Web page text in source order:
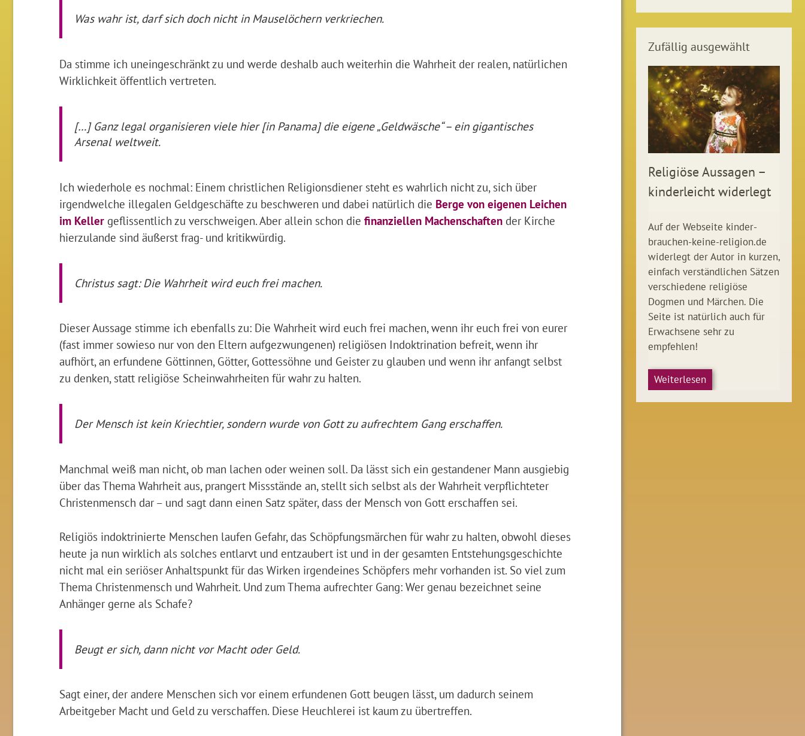
Was wahr ist, darf sich doch nicht in Mauselöchern verkriechen.
Da stimme ich uneingeschränkt zu und werde deshalb auch weiterhin die Wahrheit der realen, natürlichen
Wirklichkeit öffentlich vertreten.
[…] Ganz legal organisieren viele hier [in Panama] die eigene „Geldwäsche“ – ein gigantisches
Arsenal weltweit.
Ich wiederhole es nochmal: Einem christlichen Religionsdiener steht es wahrlich nicht zu, sich über
irgendwelche illegalen Geldgeschäfte zu beschweren und dabei natürlich die Berge von eigenen Leichen
im Kellergeflissentlich zu verschweigen. Aber allein schon die finanziellen Machenschaftender Kirche
hierzulande sind äußerst frag- und kritikwürdig.
Christus sagt: Die Wahrheit wird euch frei machen.
Dieser Aussage stimme ich ebenfalls zu: Die Wahrheit wird euch frei machen, wenn ihr euch frei von eurer
(fast immer sowieso nur von den Eltern aufgezwungenen) religiösen Indoktrination befreit, wenn ihr
aufhört, an erfundene Göttinnen, Götter, Gottessöhne und Geister zu glauben und wenn ihr anfangt selbst
zu denken, statt religiöse Scheinwahrheiten für wahr zu halten.
Der Mensch ist kein Kriechtier, sondern wurde von Gott zu aufrechtem Gang erschaffen.
Manchmal weiß man nicht, ob man lachen oder weinen soll. Da lässt sich ein gestandener Mann ausgiebig
über das Thema Wahrheit aus, prangert Missstände an, stellt sich selbst als der Wahrheit verpflichteter
Christenmensch dar – und sagt dann einen Satz später, dass der Mensch von Gott erschaffen sei.
Religiös indoktrinierte Menschen laufen Gefahr, das Schöpfungsmärchen für wahr zu halten, obwohl dieses
heute ja nun wirklich als solches entlarvt und entzaubert ist und in der gesamten Entstehungsgeschichte
nicht mal ein seriöser Anhaltspunkt für das Wirken irgendeines Schöpfers mehr vorhanden ist. So viel zum
Thema Christenmensch und Wahrheit. Und zum Thema aufrechter Gang: Wer genau bezeichnet seine
Anhänger gerne als Schafe?
Beugt er sich, dann nicht vor Macht oder Geld.
Sagt einer, der andere Menschen sich vor einem erfundenen Gott beugen lässt, um dadurch seinem
Arbeitgeber Macht und Geld zu verschaffen. Diese Heuchlerei ist kaum zu übertreffen.
Zufällig ausgewählt
Religiöse Aussagen –
kinderleicht widerlegt
Auf der Webseite kinder-
brauchen-keine-religion.de
widerlegt der Autor in kurzen,
einfach verständlichen Sätzen
verschiedene religiöse
Dogmen und Märchen. Die
Seite ist natürlich auch für
Erwachsene sehr zu
empfehlen!
Weiterlesen